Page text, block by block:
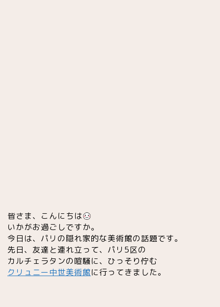
皆さま、こんにちは
いかがお過ごしですか。
今日は、パリの隠れ家的な美術館の話題です。
先日、友達と連れ立って、パリ5区の
カルチェラタンの喧騒に、ひっそり佇む
クリュニー中世美術館に行ってきました。